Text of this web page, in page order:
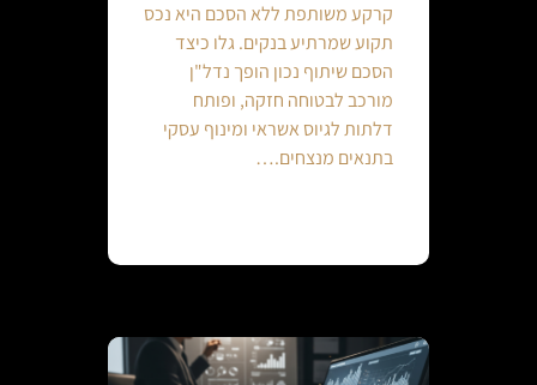
קרקע משותפת ללא הסכם היא נכס
תקוע שמרתיע בנקים. גלו כיצד
הסכם שיתוף נכון הופך נדל"ן
מורכב לבטוחה חזקה, ופותח
דלתות לגיוס אשראי ומינוף עסקי
בתנאים מנצחים.…